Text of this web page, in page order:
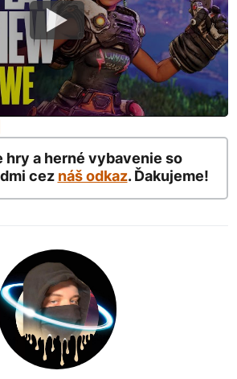
hry a herné vybavenie so
cez náš odkaz. Ďakujeme!